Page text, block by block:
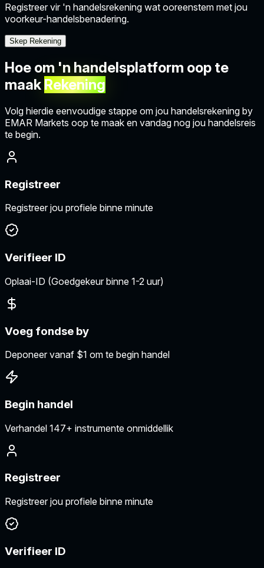
Registreer vir 'n handelsrekening wat ooreenstem met jou
voorkeur-handelsbenadering.
Skep Rekening
Hoe om 'n handelsplatform oop te
maak Rekening
Volg hierdie eenvoudige stappe om jou handelsrekening by
EMAR Markets oop te maak en vandag nog jou handelsreis
te begin.
Registreer
Registreer jou profiele binne minute
Verifieer ID
Oplaai-ID (Goedgekeur binne 1-2 uur)
Voeg fondse by
Deponeer vanaf $1 om te begin handel
Begin handel
Verhandel 147+ instrumente onmiddellik
Registreer
Registreer jou profiele binne minute
Verifieer ID